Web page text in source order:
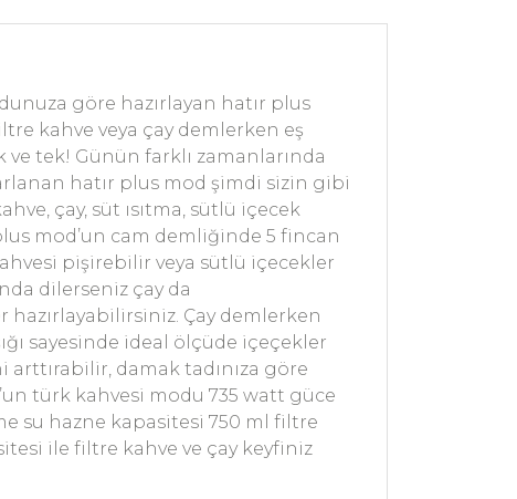
göre hazırlayan hatır plus
kahve veya çay demlerken eş
tek! Günün farklı zamanlarında
hatır plus mod şimdi sizin gibi
çay, süt ısıtma, sütlü içecek
mod’un cam demliğinde 5 fincan
pişirebilir veya sütlü içecekler
dilerseniz çay da
Çay demlerken
sayesinde ideal ölçüde içeçekler
arttırabilir, damak tadınıza göre
türk kahvesi modu 735 watt güce
su hazne kapasitesi 750 ml filtre
ile filtre kahve ve çay keyfiniz